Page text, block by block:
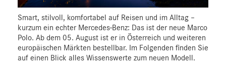
Smart, stilvoll, komfortabel auf Reisen und im Alltag –
kurzum ein echter Mercedes-Benz: Das ist der neue Marco
Polo. Ab dem 05. August ist er in Österreich und weiteren
europäischen Märkten bestellbar. Im Folgenden finden Sie
auf einen Blick alles Wissenswerte zum neuen Modell.